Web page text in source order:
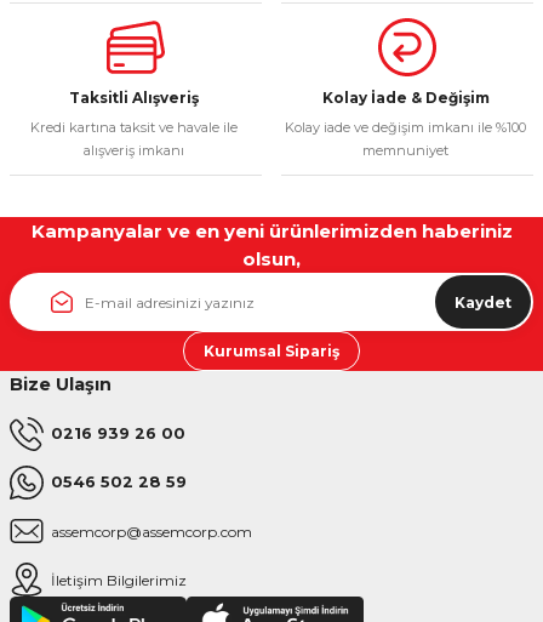
Taksitli Alışveriş
Kredi kartına taksit ve havale ile
alışveriş imkanı
Kolay İade & Değişim
Kolay iade ve değişim imkanı ile %100
memnuniyet
Kampanyalar ve en yeni ürünlerimizden haberiniz
olsun,
Kaydet
Kurumsal Sipariş
Bize Ulaşın
0216 939 26 00
0546 502 28 59
assemcorp@assemcorp.com
İletişim Bilgilerimiz